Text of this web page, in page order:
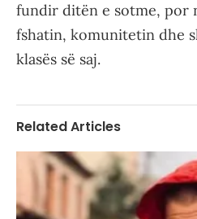
fundir ditën e sotme, por
fshatin, komunitetin dhe
klasës së saj.
Related Articles